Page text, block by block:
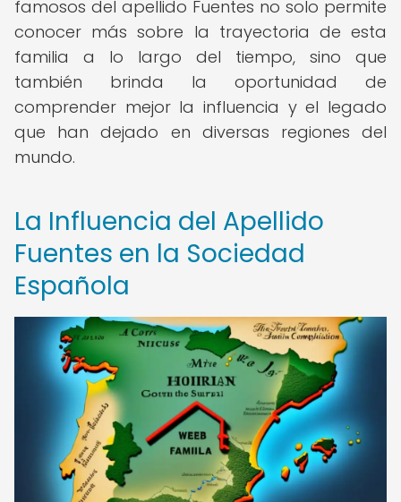
famosos del apellido Fuentes no solo permite
conocer más sobre la trayectoria de esta
familia a lo largo del tiempo, sino que
también brinda la oportunidad de
comprender mejor la influencia y el legado
que han dejado en diversas regiones del
mundo.
La Influencia del Apellido
Fuentes en la Sociedad
Española